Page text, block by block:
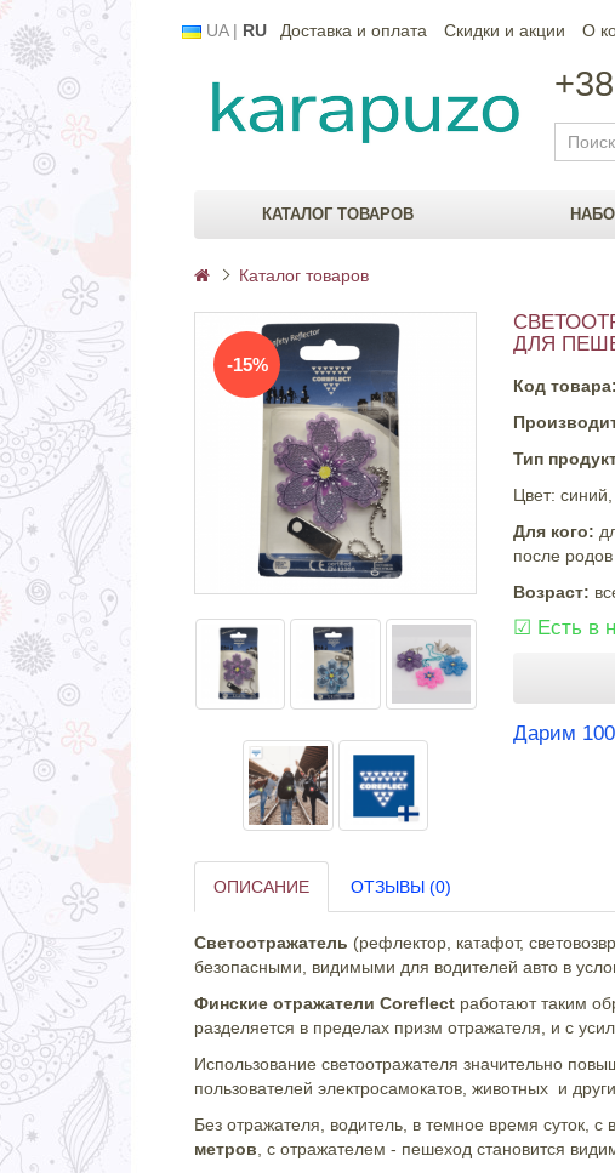
Доставка и оплата Скидки и акции О
UA | RU
КАТАЛОГ ТОВАРОВ
Каталог товаров
-15%
ДЛЯ
Код товара:
Тип
Цвет:
Для кого:
после родов
Возраст:
☑ Есть в
Дарим
ОПИСАНИЕ ОТЗЫВЫ (0)
Светоотражатель (рефлектор, катафот,
безопасными, видимыми для водителей авто в
Финские отражатели Coreflect работают таким
разделяется в пределах призм отражателя, и с
Использование светоотражателя значительно
пользователей электросамокатов, животных и
Без отражателя, водитель, в темное время суток,
метров , с отражателем - пешеход становится